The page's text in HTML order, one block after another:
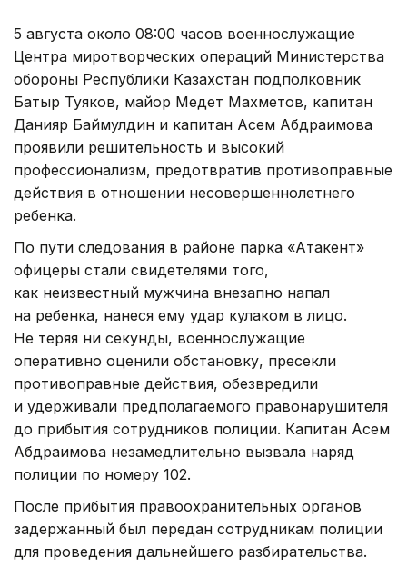
5 августа около 08:00 часов военнослужащие
Центра миротворческих операций Министерства
обороны Республики Казахстан подполковник
Батыр Туяков, майор Медет Махметов, капитан
Данияр Баймулдин и капитан Асем Абдраимова
проявили решительность и высокий
профессионализм, предотвратив противоправные
действия в отношении несовершеннолетнего
ребенка.
По пути следования в районе парка «Атакент»
офицеры стали свидетелями того,
как неизвестный мужчина внезапно напал
на ребенка, нанеся ему удар кулаком в лицо.
Не теряя ни секунды, военнослужащие
оперативно оценили обстановку, пресекли
противоправные действия, обезвредили
и удерживали предполагаемого правонарушителя
до прибытия сотрудников полиции. Капитан Асем
Абдраимова незамедлительно вызвала наряд
полиции по номеру 102.
После прибытия правоохранительных органов
задержанный был передан сотрудникам полиции
для проведения дальнейшего разбирательства.